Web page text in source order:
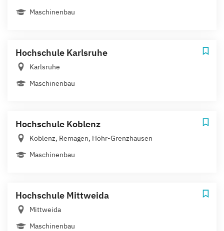
Maschinenbau
Hochschule Karlsruhe
Karlsruhe
Maschinenbau
Hochschule Koblenz
Koblenz, Remagen, Höhr-Grenzhausen
Maschinenbau
Hochschule Mittweida
Mittweida
Maschinenbau